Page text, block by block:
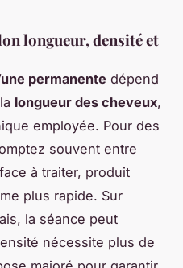
longueur, densité et
permanente dépend
longueur des cheveux,
employée. Pour des
souvent entre
à traiter, produit
plus rapide. Sur
la séance peut
nécessite plus de